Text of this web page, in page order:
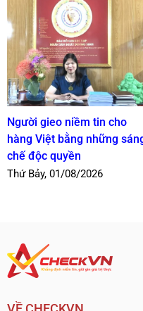
Người gieo niềm tin cho
hàng Việt bằng những
chế độc quyền
Thứ Bảy, 01/08/2026